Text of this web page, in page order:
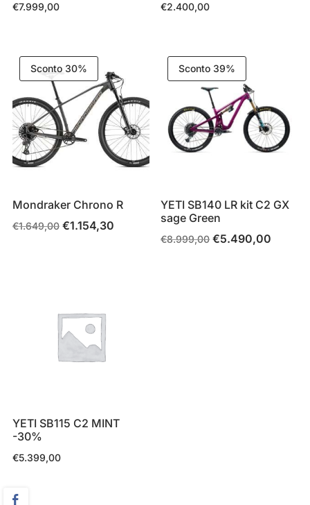
€7.999,00 €2.400,00
Sconto 30%
Mondraker Chrono R
€1.649,00 Il
€1.154,30Il
Sconto 39%
YETI SB140 LR kit C2 GX
sage Green
€8.999,00 Il
€5.490,00
YETI SB115 C2 MINT
-30%
€5.399,00